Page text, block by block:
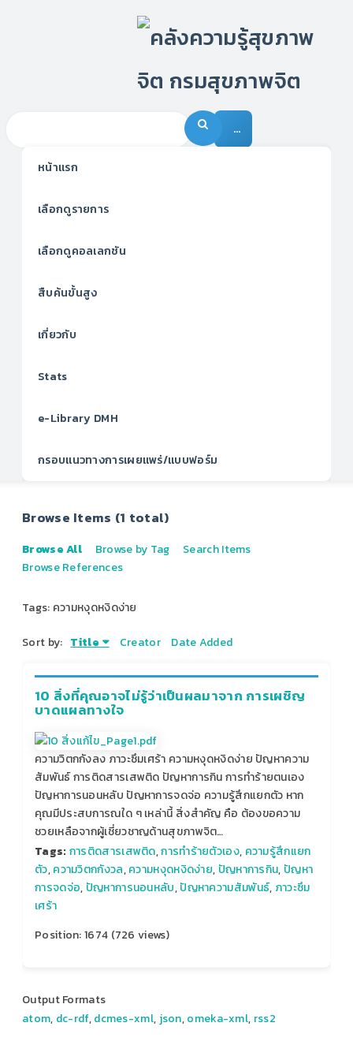
…
หน้าแรก
เลือกดูรายการ
เลือกดูคอลเลกชัน
สืบค้นขั้นสูง
เกี่ยวกับ
Stats
e-Library DMH
กรอบแนวทางการเผยแพร่/แบบฟอร์ม
Browse Items (1 total)
Browse All Browse by Tag
Search Items
Browse References
Tags: ความหงุดหงิดง่าย
Sort by: Title Creator Date Added
10 สิ่งที่คุณอาจไม่รู้ว่าเป็นผลมาจาก การเผชิญ
บาดแผลทางใจ
ความวิตกกังลง ภาวะซึมเศร้า ความหงุดหงิดง่าย ปัญหาความ
สัมพันธ์ การติดสารเสพติด ปัญหาการกิน การทำร้ายตนเอง
ปัญหาการนอนหลับ ปัญหาการจดจ่อ ความรู้สึกแยกตัว หาก
คุณมีประสบการณใด ๆ เหล่านี้ สิ่งสำคัญ คือ ต้องขอความ
ชวยเหลือจากผู้เชี่ยวชาญด้านสุขภาพจิต…
Tags: การติดสารเสพติด,การทำร้ายตัวเอง, ความรู้สึกแยก
ตัว,ความวิตกกังวล,ความหงุดหงิดง่าย, ปัญหาการกิน, ปัญหา
การจดจ่อ, ปัญหาการนอนหลับ,ปัญหาความสัมพันธ์, ภาวะซึม
เศร้า
Position:1674 (726 views)
Output Formats
atom, dc-rdf,dcmes-xml, json,omeka-xml, rss2